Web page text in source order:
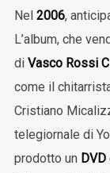
Nel 2006,
L’album, che
di Vasco Rossi
come il
Cristiano
telegiornale di
prodotto un DVD